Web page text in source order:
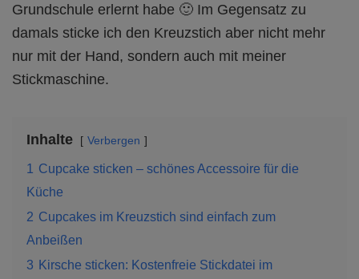
Grundschule erlernt habe 🙂 Im Gegensatz zu
damals sticke ich den Kreuzstich aber nicht mehr
nur mit der Hand, sondern auch mit meiner
Stickmaschine.
Inhalte Verbergen
1 Cupcake sticken – schönes Accessoire für die
Küche
2 Cupcakes im Kreuzstich sind einfach zum
Anbeißen
3 Kirsche sticken: Kostenfreie Stickdatei im